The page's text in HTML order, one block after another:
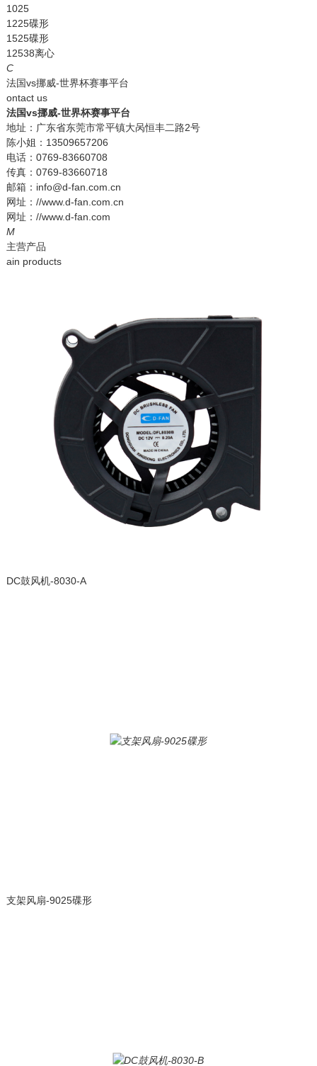
1025
1225碟形
1525碟形
12538离心
C
法国vs挪威-世界杯赛事平台
ontact us
法国vs挪威-世界杯赛事平台
地址：广东省东莞市常平镇大呙恒丰二路2号
陈小姐：13509657206
电话：0769-83660708
传真：0769-83660718
邮箱：info@d-fan.com.cn
网址：//www.d-fan.com.cn
网址：//www.d-fan.com
M
主营产品
ain products
DC鼓风机-8030-A
支架风扇-9025碟形